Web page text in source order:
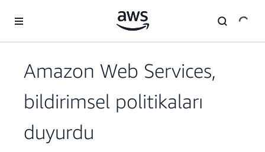
Amazon Web Services,
bildirimsel politikaları
duyurdu